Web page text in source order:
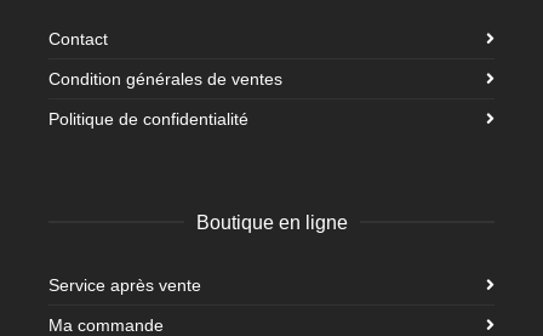
Contact
Condition générales de ventes
Politique de confidentialité
Boutique en ligne
Service après vente
Ma commande